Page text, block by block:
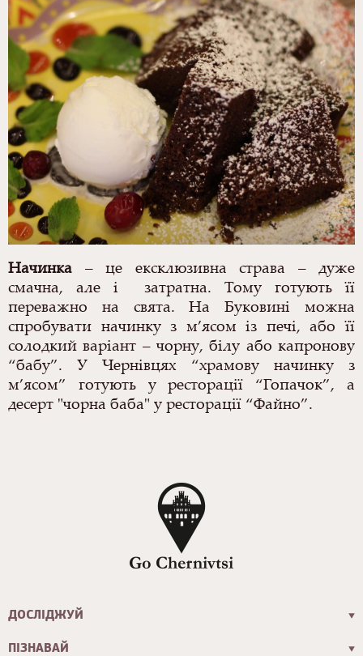
Начинка – це ексклюзивна страва – дуже
смачна, але і затратна.
Тому готують її
переважно на свята. На Буковині можна
спробувати начинку з м’ясом із печі, або її
солодкий варіант – чорну, білу або капронову
“бабу”.У Чернівцях “храмову начинку з
м’ясом” готують у ресторації “Гопачок”, а
десерт "чорна баба" у ресторації “Файно”.
ДОСЛІДЖУЙ
ПІЗНАВАЙ